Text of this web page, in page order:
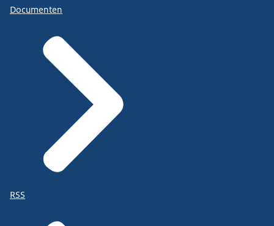
Documenten
RSS